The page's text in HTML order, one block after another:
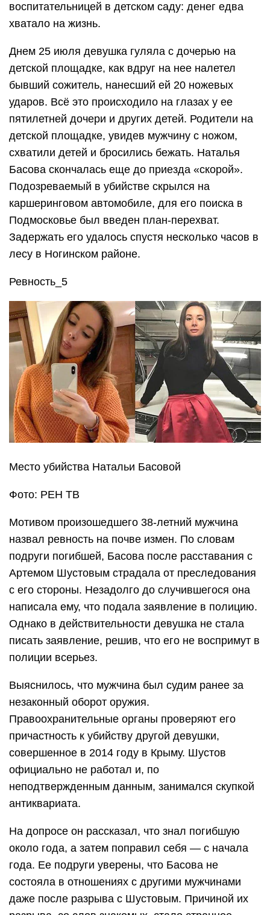
воспитательницей в детском саду: денег едва
хватало на жизнь.
Днем 25 июля девушка гуляла с дочерью на
детской площадке, как вдруг на нее налетел
бывший сожитель, нанесший ей 20 ножевых
ударов. Всё это происходило на глазах у ее
пятилетней дочери и других детей. Родители на
детской площадке, увидев мужчину с ножом,
схватили детей и бросились бежать. Наталья
Басова скончалась еще до приезда «скорой».
Подозреваемый в убийстве скрылся на
каршеринговом автомобиле, для его поиска в
Подмосковье был введен план-перехват.
Задержать его удалось спустя несколько часов в
лесу в Ногинском районе.
Ревность_5
Место убийства Натальи Басовой
Фото: РЕН ТВ
Мотивом произошедшего 38-летний мужчина
назвал ревность на почве измен. По словам
подруги погибшей, Басова после расставания с
Артемом Шустовым страдала от преследования
с его стороны. Незадолго до случившегося она
написала ему, что подала заявление в полицию.
Однако в действительности девушка не стала
писать заявление, решив, что его не воспримут в
полиции всерьез.
Выяснилось, что мужчина был судим ранее за
незаконный оборот оружия.
Правоохранительные органы проверяют его
причастность к убийству другой девушки,
совершенное в 2014 году в Крыму. Шустов
официально не работал и, по
неподтвержденным данным, занимался скупкой
антиквариата.
На допросе он рассказал, что знал погибшую
около года, а затем поправил себя — с начала
года. Ее подруги уверены, что Басова не
состояла в отношениях с другими мужчинами
даже после разрыва с Шустовым. Причиной их